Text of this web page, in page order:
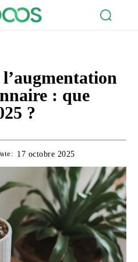
: que
?
17 octobre 2025